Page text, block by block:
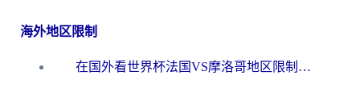
海外地区限制
在国外看世界杯法国VS摩洛哥地区限制？这篇指南让你流畅看中文解说无压力